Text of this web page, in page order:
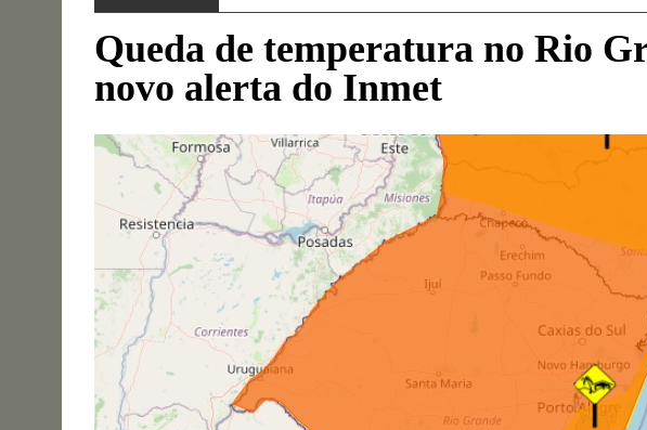
Queda de temperatura no Rio
novo alerta do Inmet